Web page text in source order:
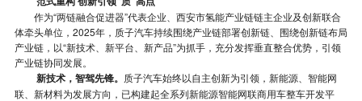
作为“两链融合促进器”代表企业、西安市氢能产业链链主企业及创新联合
体牵头单位，2025年，质子汽车持续围绕产业链部署创新链、围绕创新链布局
产业链，以“新技术、新平台、新产品”为抓手，充分发挥垂直整合优势，引领
产业链协同发展。
新技术，智驾先锋。 质子汽车始终以自主创新为引领，新能源、智能网
联、新材料为发展方向，已构建起全系列新能源智能网联商用车整车开发平